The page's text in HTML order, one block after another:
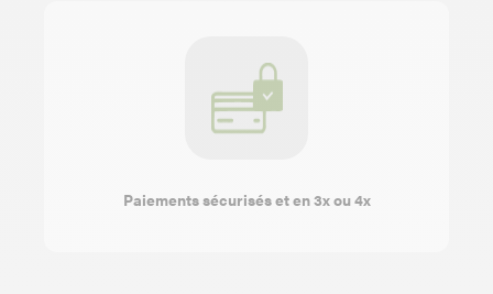
Paiements sécurisés et en 3x ou 4x